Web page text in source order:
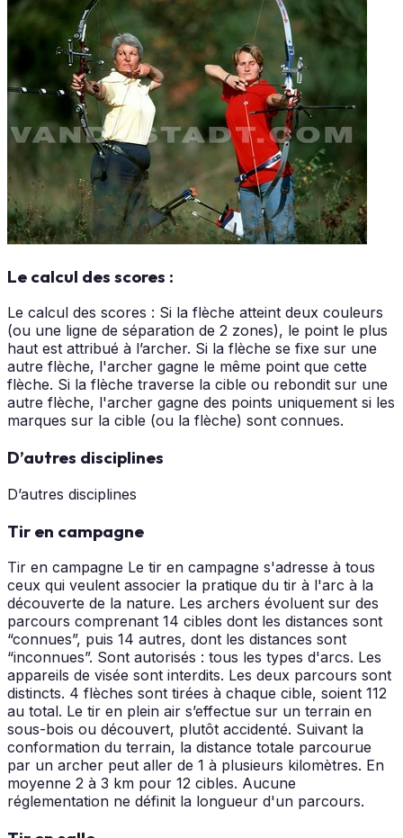
Le calcul des scores :
Le calcul des scores : Si la flèche atteint deux couleurs
(ou une ligne de séparation de 2 zones), le point le plus
haut est attribué à l’archer. Si la flèche se fixe sur une
autre flèche, l'archer gagne le même point que cette
flèche. Si la flèche traverse la cible ou rebondit sur une
autre flèche, l'archer gagne des points uniquement si les
marques sur la cible (ou la flèche) sont connues.
D’autres disciplines
D’autres disciplines
Tir en campagne
Tir en campagne Le tir en campagne s'adresse à tous
ceux qui veulent associer la pratique du tir à l'arc à la
découverte de la nature. Les archers évoluent sur des
parcours comprenant 14 cibles dont les distances sont
“connues”, puis 14 autres, dont les distances sont
“inconnues”. Sont autorisés : tous les types d'arcs. Les
appareils de visée sont interdits. Les deux parcours sont
distincts. 4 flèches sont tirées à chaque cible, soient 112
au total. Le tir en plein air s’effectue sur un terrain en
sous-bois ou découvert, plutôt accidenté. Suivant la
conformation du terrain, la distance totale parcourue
par un archer peut aller de 1 à plusieurs kilomètres. En
moyenne 2 à 3 km pour 12 cibles. Aucune
réglementation ne définit la longueur d'un parcours.